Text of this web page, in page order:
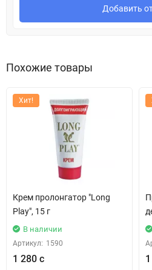
Добавить
Похожие товары
Хит!
Крем пролонгатор "Long
Play", 15 г
В наличии
Артикул: 1590
1 280 с